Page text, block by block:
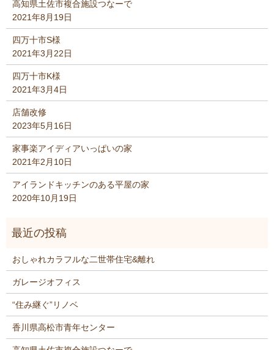
高知県土佐市複合施設つなーで
2021年8月19日
四万十市S様
2021年3月22日
四万十市K様
2021年3月4日
店舗改修
2023年5月16日
家事楽アイディアいっぱいの家
2021年2月10日
アイランドキッチンのある平屋の家
2020年10月19日
おしゃれカラフルな二世帯住宅&離れ
ガレージオフィス
“住み継ぐ”リノベ
香川県高松市青年センター